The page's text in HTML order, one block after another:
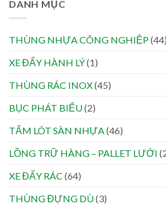
DANH MỤC
THÙNG NHỰA CÔNG NGHIỆP(44)
XE ĐẨY HÀNH LÝ(1)
THÙNG RÁC INOX(45)
BỤC PHÁT BIỂU(2)
TẤM LÓT SÀN NHỰA(46)
LỒNG TRỮ HÀNG – PALLET LƯỚI
XE ĐẨY RÁC (64)
THÙNG ĐỰNG DÙ(3)